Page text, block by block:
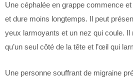
Une céphalée en grappe commence
et dure moins longtemps. Il peut
yeux larmoyants et un nez qui coule. Il
qu’un seul côté de la tête et l’œil qui
Une personne souffrant de migraine